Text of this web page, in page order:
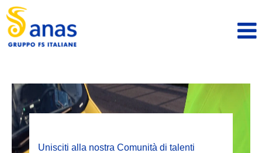
Unisciti alla nostra Comunità di talenti